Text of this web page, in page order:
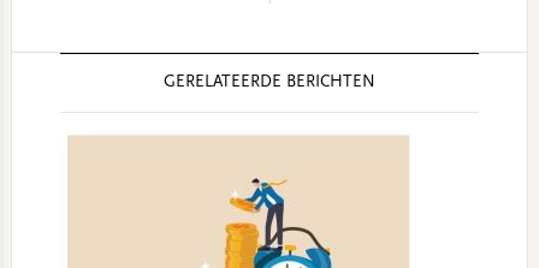
GERELATEERDE BERICHTEN